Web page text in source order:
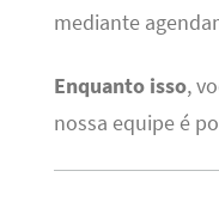
mediante
Enquanto isso,
nossa equipe é